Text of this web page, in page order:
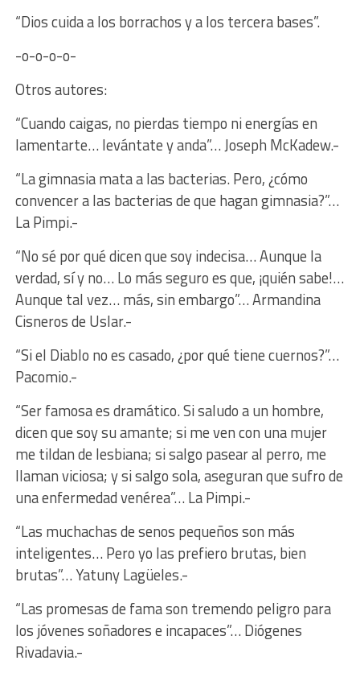
“Dios cuida a los borrachos y a los tercera bases”.
-o-o-o-o-
Otros autores:
“Cuando caigas, no pierdas tiempo ni energías en
lamentarte… levántate y anda”… Joseph McKadew.-
“La gimnasia mata a las bacterias. Pero, ¿cómo
convencer a las bacterias de que hagan gimnasia?”…
La Pimpi.-
“No sé por qué dicen que soy indecisa… Aunque la
verdad, sí y no… Lo más seguro es que, ¡quién sabe!…
Aunque tal vez… más, sin embargo”… Armandina
Cisneros de Uslar.-
“Si el Diablo no es casado, ¿por qué tiene cuernos?”…
Pacomio.-
“Ser famosa es dramático. Si saludo a un hombre,
dicen que soy su amante; si me ven con una mujer
me tildan de lesbiana; si salgo pasear al perro, me
llaman viciosa; y si salgo sola, aseguran que sufro de
una enfermedad venérea”… La Pimpi.-
“Las muchachas de senos pequeños son más
inteligentes… Pero yo las prefiero brutas, bien
brutas”… Yatuny Lagüeles.-
“Las promesas de fama son tremendo peligro para
los jóvenes soñadores e incapaces”… Diógenes
Rivadavia.-